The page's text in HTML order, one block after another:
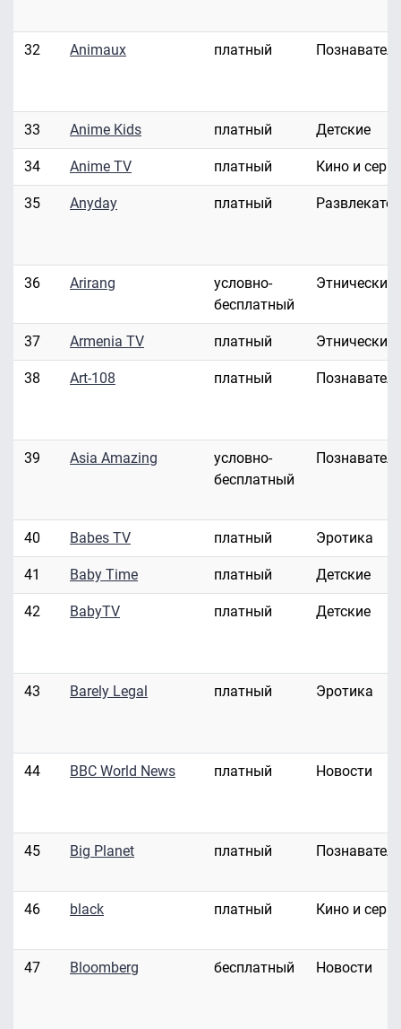
32 Animaux платный
33 Anime Kids платный Детские
34 Anime TV платный Кино и
35 Anyday платный
36 Arirang
условно-
бесплатный
Этнические
37 Armenia TV платный Этнические
38 Art-108 платный
39 Asia Amazing
условно-
бесплатный
40 Babes TV платный Эротика
41 Baby Time платный Детские
42 BabyTV платный Детские
43 Barely Legal платный Эротика
44 BBC World News платный Новости
45 Big Planet платный
46 black платный Кино и
47 Bloomberg бесплатный Новости